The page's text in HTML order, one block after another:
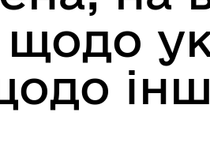
щодо